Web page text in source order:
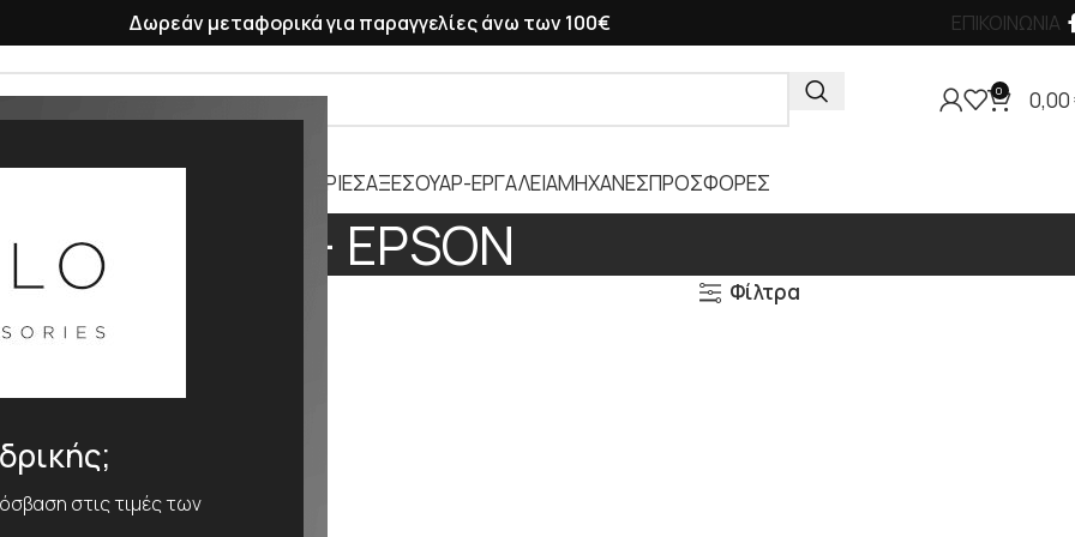
στις τιμές των
Δωρεάν μεταφορικά για παραγγελίες άνω των 100€ ΕΠΙΚΟΙΝΩΝΙΑ
0 0,00
ΜΠΑΤΑΡΙΕΣΑΞΕΣΟΥΑΡ-ΕΡΓΑΛΕΙΑΜΗΧΑΝΕΣΠΡΟΣΦΟΡΕΣ
HATTORI - EPSON
Φίλτρα